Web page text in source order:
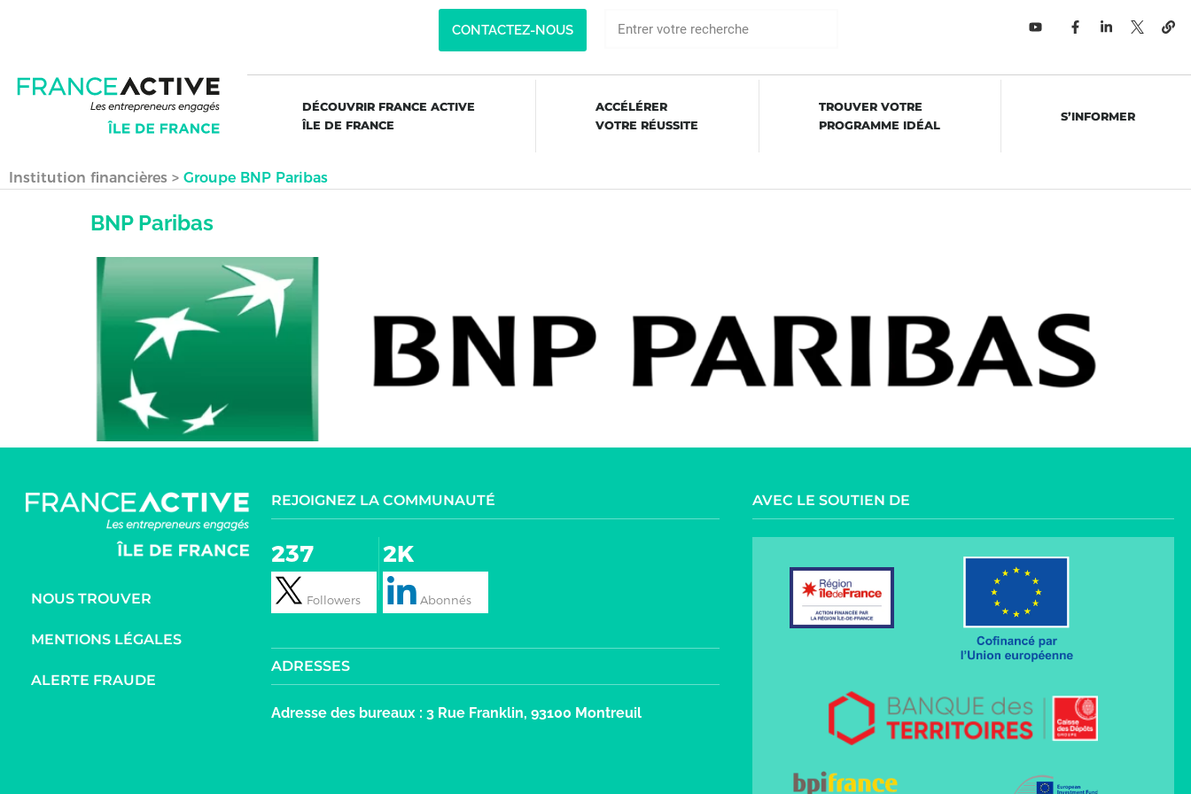
CONTACTEZ-NOUS
DÉCOUVRIR FRANCE ACTIVE
ÎLE DE FRANCE
ACCÉLÉRER
VOTRE RÉUSSITE
TROUVER VOTRE
PROGRAMME IDÉAL
S’INFORMER
Institution financières > Groupe BNP Paribas
BNP Paribas
NOUS TROUVER
MENTIONS LÉGALES
ALERTE FRAUDE
REJOIGNEZ LA COMMUNAUTÉ
237 2K
ADRESSES
Adresse des bureaux : 3 Rue Franklin, 93100 Montreuil
AVEC LE SOUTIEN DE